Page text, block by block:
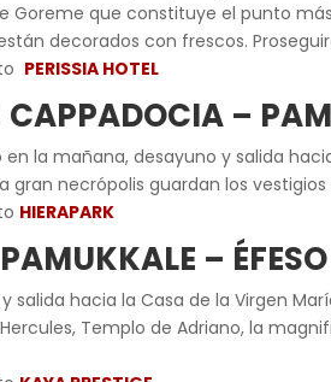
Goreme que constituye el punto
decorados con frescos.
PERISSIA HOTEL
–
la mañana, desayuno y salida
gran necrópolis guardan los
HIERAPARK
–
salida hacia la Casa de la Virgen
Templo de Adriano, la